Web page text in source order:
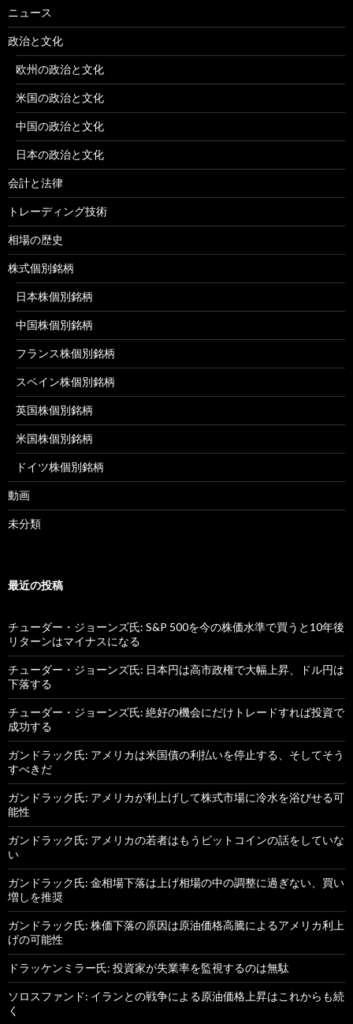
ニュース
政治と文化
欧州の政治と文化
米国の政治と文化
中国の政治と文化
日本の政治と文化
会計と法律
トレーディング技術
相場の歴史
株式個別銘柄
日本株個別銘柄
中国株個別銘柄
フランス株個別銘柄
スペイン株個別銘柄
英国株個別銘柄
米国株個別銘柄
ドイツ株個別銘柄
動画
未分類
最近の投稿
チューダー・ジョーンズ氏: S&P 500を今の株価水準で買うと10年後
リターンはマイナスになる
チューダー・ジョーンズ氏: 日本円は高市政権で大幅上昇、ドル円は
下落する
チューダー・ジョーンズ氏: 絶好の機会にだけトレードすれば投資で
成功する
ガンドラック氏: アメリカは米国債の利払いを停止する、そしてそう
すべきだ
ガンドラック氏: アメリカが利上げして株式市場に冷水を浴びせる可
能性
ガンドラック氏: アメリカの若者はもうビットコインの話をしていな
い
ガンドラック氏: 金相場下落は上げ相場の中の調整に過ぎない、買い
増しを推奨
ガンドラック氏: 株価下落の原因は原油価格高騰によるアメリカ利上
げの可能性
ドラッケンミラー氏: 投資家が失業率を監視するのは無駄
ソロスファンド: イランとの戦争による原油価格上昇はこれからも続
く